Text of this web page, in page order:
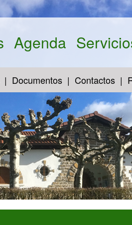
Agenda
Documentos Contactos